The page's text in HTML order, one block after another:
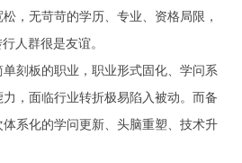
无苛苛的学历、专业、资格局限，
人群很是友谊。
板的职业，职业形式固化、学问系
，面临行业转折极易陷入被动。而备
系化的学问更新、头脑重塑、技术升